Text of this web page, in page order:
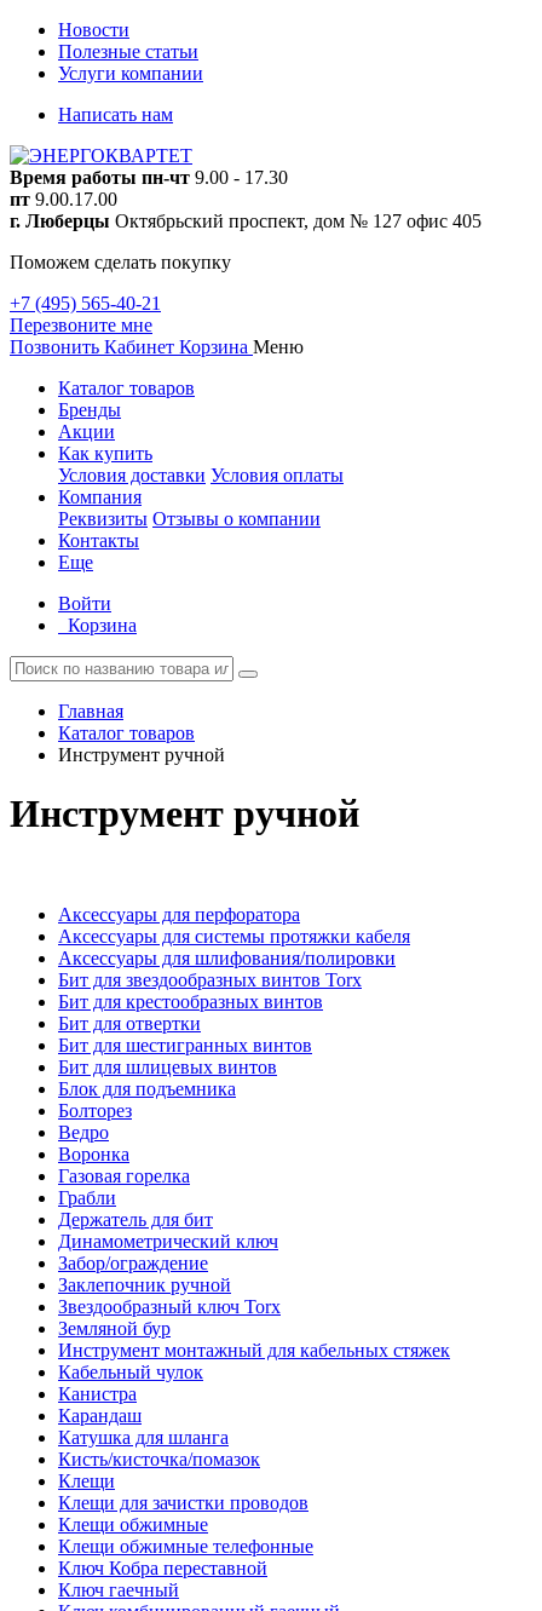
Новости
Полезные статьи
Услуги компании
Написать нам
Время работы пн-чт 9.00 - 17.30
пт 9.00.17.00
г. Люберцы Октябрьский проспект, дом № 127 офис 405
Поможем сделать покупку
+7 (495) 565-40-21
Перезвоните мне
Позвонить Кабинет Корзина Меню
Каталог товаров
Бренды
Акции
Как купить
Условия доставки Условия оплаты
Компания
Реквизиты Отзывы о компании
Контакты
Еще
Войти
Корзина
Главная
Каталог товаров
Инструмент ручной
Инструмент ручной
Аксессуары для перфоратора
Аксессуары для системы протяжки кабеля
Аксессуары для шлифования/полировки
Бит для звездообразных винтов Torx
Бит для крестообразных винтов
Бит для отвертки
Бит для шестигранных винтов
Бит для шлицевых винтов
Блок для подъемника
Болторез
Ведро
Воронка
Газовая горелка
Грабли
Держатель для бит
Динамометрический ключ
Забор/ограждение
Заклепочник ручной
Звездообразный ключ Torx
Земляной бур
Инструмент монтажный для кабельных стяжек
Кабельный чулок
Канистра
Карандаш
Катушка для шланга
Кисть/кисточка/помазок
Клещи
Клещи для зачистки проводов
Клещи обжимные
Клещи обжимные телефонные
Ключ Кобра переставной
Ключ гаечный